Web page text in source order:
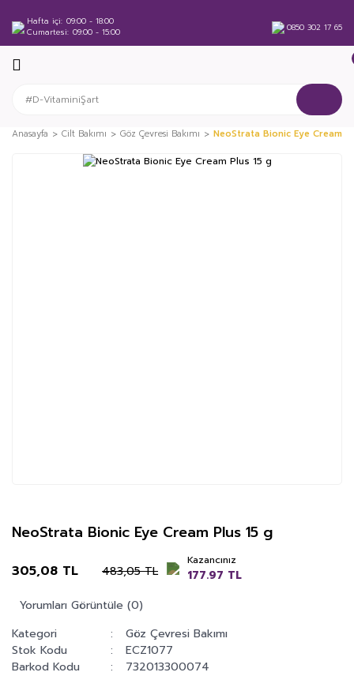
Hafta içi 09:00 - 18:00
Cumartesi 09:00 - 15:00 0850 302 17 65
Anasayfa Cilt Bakımı Göz Çevresi Bakımı NeoStrata Bionic Eye Cream
NeoStrata Bionic Eye Cream Plus 15 g
305,08 TL 483,05 TL
Kazancınız
177.97 TL
Yorumları Görüntüle (0)
Kategori
Göz Çevresi Bakımı
Stok Kodu
ECZ1077
Barkod Kodu
732013300074